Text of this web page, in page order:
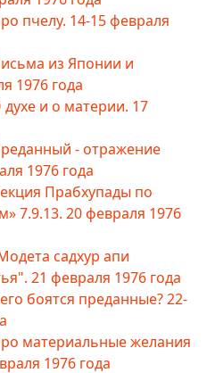
пчелу. 14-15 февраля
из Японии и
1976 года
духе и о материи. 17
- отражение
1976 года
Прабхупады по
7.9.13. 20 февраля 1976
садхур апи
21 февраля 1976 года
боятся преданные? 22-
материальные желания
1976 года